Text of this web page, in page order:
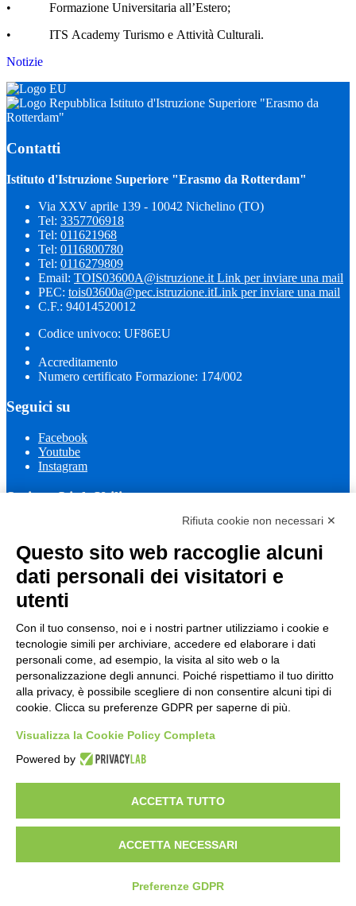
• Formazione Universitaria all’Estero;
• ITS Academy Turismo e Attività Culturali.
Notizie
Istituto d'Istruzione Superiore "Erasmo da
Rotterdam"
Contatti
Istituto d'Istruzione Superiore "Erasmo da Rotterdam"
Via XXV aprile 139 - 10042 Nichelino (TO)
Tel: 3357706918
Tel: 011621968
Tel: 0116800780
Tel: 0116279809
Email: TOIS03600A@istruzione.it Link per inviare una mail
PEC: tois03600a@pec.istruzione.itLink per inviare una mail
C.F.: 94014520012
Codice univoco: UF86EU
Accreditamento
Numero certificato Formazione: 174/002
Seguici su
Facebook
Youtube
Instagram
Sezione Link Utili
Informativa Privacy
Ufficio Relazioni con il Pubblico
Dichiarazione di accessibilità
Obiettivi di accessibilità
Gestione consensi cookie
Amministrazione trasparente
Pagina visualizzata
552 volte
Sezione Copyright
Copyright 2026 | Engineered and powered by Gruppo Spaggiari
Parma S.p.A. | Divisione Publishing & New Social Media
Rifiuta cookie non necessari ✕
Questo sito web raccoglie alcuni
dati personali dei visitatori e
utenti
Con il tuo consenso, noi e i nostri partner utilizziamo i cookie e
tecnologie simili per archiviare, accedere ed elaborare i dati
personali come, ad esempio, la visita al sito web o la
personalizzazione degli annunci. Poiché rispettiamo il tuo diritto
alla privacy, è possibile scegliere di non consentire alcuni tipi di
cookie. Clicca su preferenze GDPR per saperne di più.
Visualizza la Cookie Policy Completa
Powered by
ACCETTA TUTTO
ACCETTA NECESSARI
Preferenze GDPR